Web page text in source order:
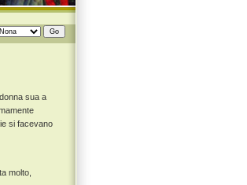
sua a
si facevano
molto,